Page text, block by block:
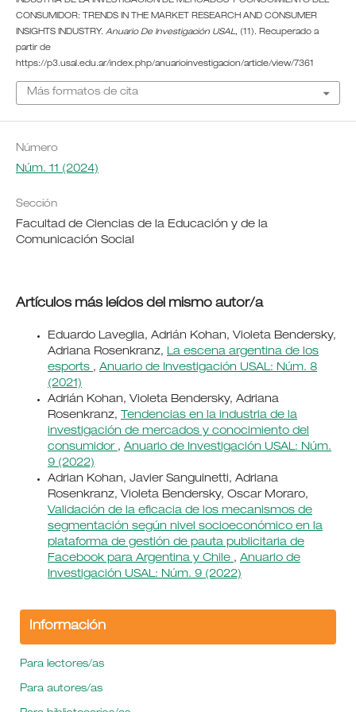
CONSUMIDOR: TRENDS IN THE MARKET RESEARCH AND CONSUMER
INSIGHTS INDUSTRY. Anuario De Investigación USAL, (11). Recuperado a
partir de
https://p3.usal.edu.ar/index.php/anuarioinvestigacion/article/view/7361
Más formatos de cita
Número
Núm. 11 (2024)
Sección
Facultad de Ciencias de la Educación y de la
Comunicación Social
Artículos más leídos del mismo autor/a
Eduardo Laveglia, Adrián Kohan, Violeta Bendersky,
Adriana Rosenkranz, La escena argentina de los
esports , Anuario de Investigación USAL: Núm. 8
(2021)
Adrián Kohan, Violeta Bendersky, Adriana
Rosenkranz,
Tendencias en la industria de la
investigación de mercados y conocimiento del
consumidor , Anuario de Investigación USAL: Núm.
9 (2022)
Adrian Kohan, Javier Sanguinetti, Adriana
Rosenkranz, Violeta Bendersky, Oscar Moraro,
Validación de la eficacia de los mecanismos de
segmentación según nivel socioeconómico en la
plataforma de gestión de pauta publicitaria de
Facebook para Argentina y Chile , Anuario de
Investigación USAL: Núm. 9 (2022)
Información
Para lectores/as
Para autores/as